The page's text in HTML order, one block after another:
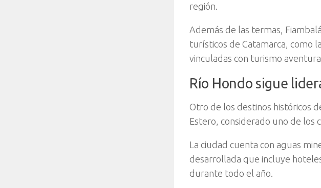
región.
Además de las termas,
turísticos de Catamarca, como
vinculadas con turismo
Río Hondo sigue
Otro de los destinos históricos
Estero, considerado uno de los
La ciudad cuenta con aguas
desarrollada que incluye
durante todo el año.